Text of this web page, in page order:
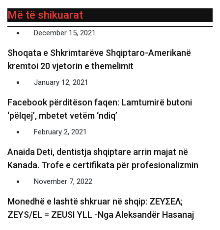
Më të shikuarat
December 15, 2021
Shoqata e Shkrimtarëve Shqiptaro-Amerikanë
kremtoi 20 vjetorin e themelimit
January 12, 2021
Facebook përditëson faqen: Lamtumirë butoni
‘pëlqej’, mbetet vetëm ‘ndiq’
February 2, 2021
Anaida Deti, dentistja shqiptare arrin majat në
Kanada. Trofe e certifikata për profesionalizmin
November 7, 2022
Monedhë e lashtë shkruar në shqip: ΖΕΥΣΕΛ;
ZEYS/EL = ZEUSI YLL -Nga Aleksandër Hasanaj